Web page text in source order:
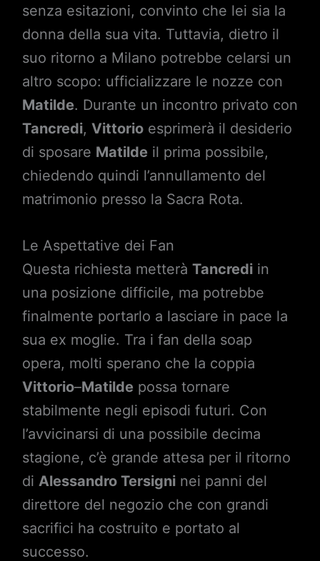
senza esitazioni, convinto che lei sia la
donna della sua vita. Tuttavia, dietro il
suo ritorno a Milano potrebbe celarsi un
altro scopo: ufficializzare le nozze con
Matilde. Durante un incontro privato con
Tancredi, Vittorioesprimerà il desiderio
di sposare Matilde il prima possibile,
chiedendo quindi l’annullamento del
matrimonio presso la Sacra Rota.
Le Aspettative dei Fan
Questa richiesta metterà Tancrediin
una posizione difficile, ma potrebbe
finalmente portarlo a lasciare in pace la
sua ex moglie. Tra i fan della soap
opera, molti sperano che la coppia
Vittorio–Matilde possa tornare
stabilmente negli episodi futuri. Con
l’avvicinarsi di una possibile decima
stagione, c’è grande attesa per il ritorno
di Alessandro Tersigninei panni del
direttore del negozio che con grandi
sacrifici ha costruito e portato al
successo.